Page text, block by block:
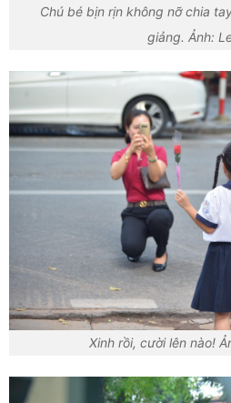
Chú bé bịn rịn không nỡ chia
giảng. Ảnh:
Xinh rồi, cười lên nào!